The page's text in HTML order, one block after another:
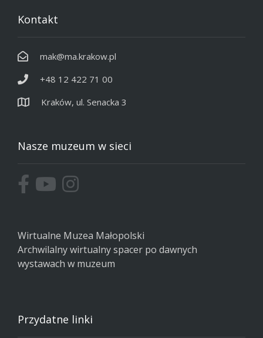
Kontakt
mak@ma.krakow.pl
+48 12 422 71 00
Kraków, ul. Senacka 3
Nasze muzeum w sieci
Wirtualne Muzea Małopolski
Archwilalny wirtualny spacer po dawnych
wystawach w muzeum
Przydatne linki